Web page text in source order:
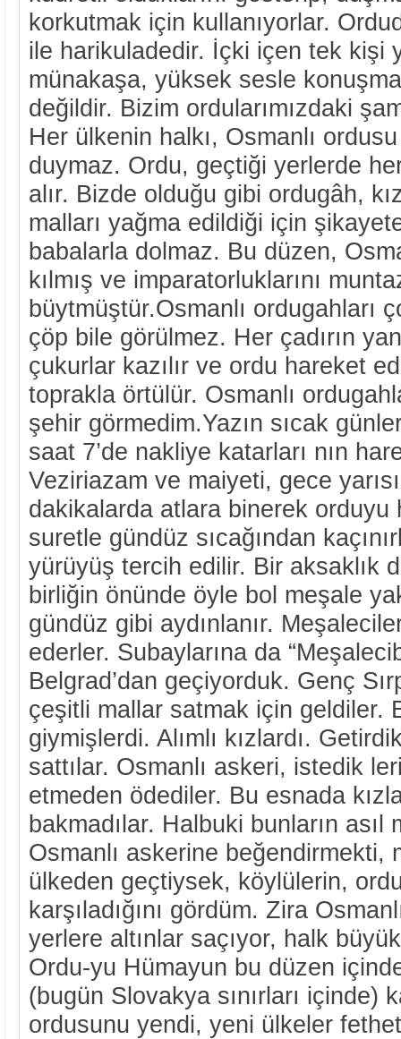
korkutmak için kullanıyorlar.
ile harikuladedir. İçki içen tek kişi
münakaşa, yüksek sesle
değildir. Bizim ordularımızdaki
Her ülkenin halkı, Osmanlı
duymaz. Ordu, geçtiği yerlerde
alır. Bizde olduğu gibi ordugâh,
malları yağma edildiği için
babalarla dolmaz. Bu düzen,
kılmış ve imparatorluklarını
büytmüştür.Osmanlı ordugahları
çöp bile görülmez. Her çadırın
çukurlar kazılır ve ordu hareket
toprakla örtülür. Osmanlı
şehir görmedim.Yazın sıcak
saat 7’de nakliye katarları nın
Veziriazam ve maiyeti, gece
dakikalarda atlara binerek orduyu
suretle gündüz sıcağından
yürüyüş tercih edilir. Bir aksaklık
birliğin önünde öyle bol meşale
gündüz gibi aydınlanır.
ederler. Subaylarına da
Belgrad’dan geçiyorduk. Genç
çeşitli mallar satmak için geldiler.
giymişlerdi. Alımlı kızlardı.
sattılar. Osmanlı askeri, istedik
etmeden ödediler. Bu esnada
bakmadılar. Halbuki bunların asıl
Osmanlı askerine beğendirmekti,
ülkeden geçtiysek, köylülerin,
karşıladığını gördüm. Zira
yerlere altınlar saçıyor, halk
Ordu-yu Hümayun bu düzen
(bugün Slovakya sınırları içinde)
ordusunu yendi, yeni ülkeler